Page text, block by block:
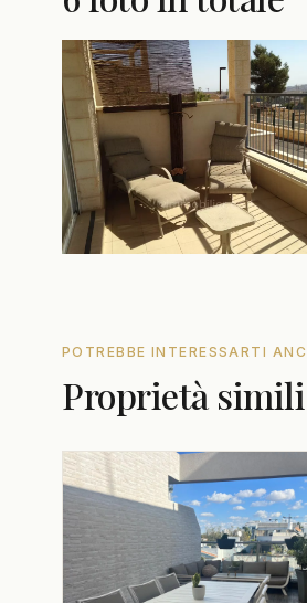
POTREBBE INTERESSARTI
Proprietà simili